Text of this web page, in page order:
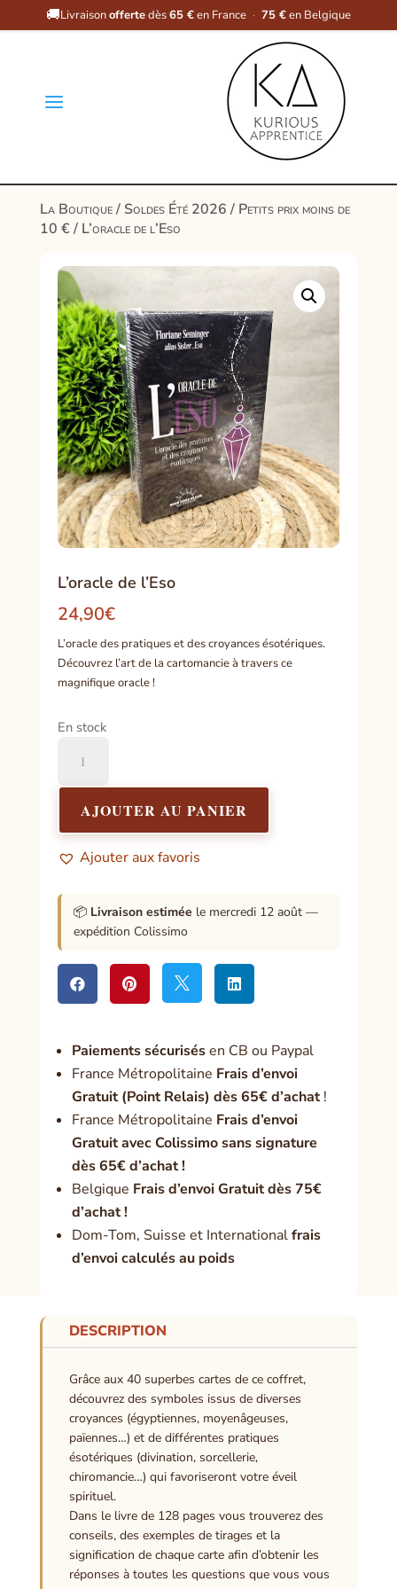
🚚Livraisonoffertedès65 €en France · 75 €en Belgique
a
La Boutique/ Soldes Été 2026/ Petits prix moins de
10 €/ L’oracle de l’Eso
L’oracle de l’Eso
24,90€
L’oracle des pratiques et des croyances ésotériques.
Découvrez l’art de la cartomancie à travers ce
magnifique oracle !
En stock
L'oracle
AJOUTER AU PANIER
Ajouter aux favoris
📦 Livraison estimée le mercredi 12 août —
expédition Colissimo
   
Paiements sécurisésen CB ou Paypal
France Métropolitaine Frais d’envoi
Gratuit (Point Relais) dès 65€ d’achat!
France Métropolitaine Frais d’envoi
Gratuit avec Colissimo sans signature
dès 65€ d’achat !
Belgique Frais d’envoi Gratuit dès 75€
d’achat !
Dom-Tom, Suisse et Internationalfrais
d’envoi calculés au poids
DESCRIPTION
Grâce aux 40 superbes cartes de ce coffret,
découvrez des symboles issus de diverses
croyances (égyptiennes, moyenâgeuses,
païennes…) et de différentes pratiques
ésotériques (divination, sorcellerie,
chiromancie…) qui favoriseront votre éveil
spirituel.
Dans le livre de 128 pages vous trouverez des
conseils, des exemples de tirages et la
signification de chaque carte afin d’obtenir les
réponses à toutes les questions que vous vous